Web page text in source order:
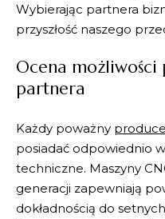
Wybierając partnera
przyszłość naszego
Ocena możliwości
partnera
Każdy poważny
posiadać odpowiednio
techniczne. Maszyny
generacji zapewniają
dokładnością do